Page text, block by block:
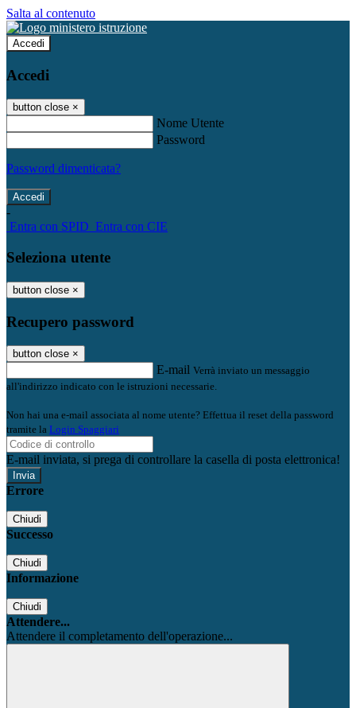
Salta al contenuto
Accedi
Accedi
button close ×
Nome Utente
Password
Password dimenticata?
-
Entra con SPID Entra con CIE
Seleziona utente
button close ×
Recupero password
button close ×
E-mail Verrà inviato un messaggio
all'indirizzo indicato con le istruzioni necessarie.
Non hai una e-mail associata al nome utente? Effettua il reset della password
tramite la Login Spaggiari
E-mail inviata, si prega di controllare la casella di posta elettronica!
Errore
Chiudi
Successo
Chiudi
Informazione
Chiudi
Attendere...
Attendere il completamento dell'operazione...